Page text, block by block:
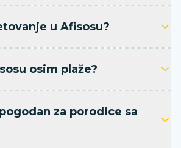
u Afisosu?
osim plaže?
za porodice sa